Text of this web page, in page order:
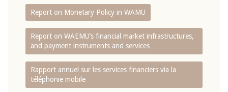
Report on Monetary Policy in WAMU
Report on WAEMU’s financial market infrastructures,
and payment instruments and services
Rapport annuel sur les services financiers via la
téléphonie mobile